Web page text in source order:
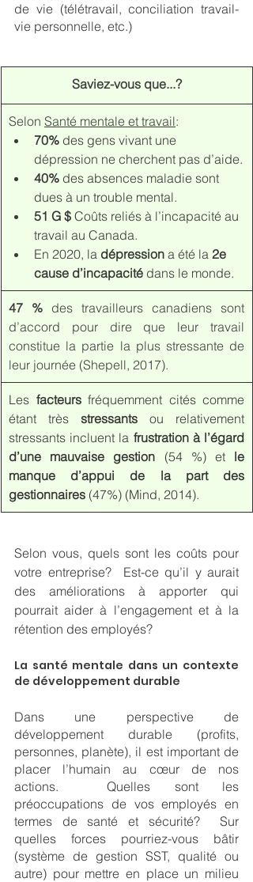
de vie (télétravail, conciliation travail-
vie personnelle, etc.)
Saviez-vous que...?
​Selon Santé mentale et travail:
70% des gens vivant une
dépression ne cherchent pas d’aide.
40% des absences maladie sont
dues à un trouble mental.
51 G $ Coûts reliés à l’incapacité au
travail au Canada.
En 2020, la dépression a été la 2e
cause d’incapacité dans le monde.
47 % des travailleurs canadiens sont
d’accord pour dire que leur travail
constitue la partie la plus stressante de
leur journée (Shepell, 2017).
Les facteurs fréquemment cités comme
étant très stressants ou relativement
stressants incluent la frustration à l’égard
d’une mauvaise gestion (54 %) et le
manque d’appui de la part des
gestionnaires (47%) (Mind, 2014).
Selon vous, quels sont les coûts pour
votre entreprise?  Est-ce qu’il y aurait
des améliorations à apporter qui
pourrait aider à l’engagement et à la
rétention des employés?
La santé mentale dans un contexte
de développement durable
Dans une perspective de
développement durable (profits,
personnes, planète), il est important de
placer l’humain au cœur de nos
actions.  Quelles sont les
préoccupations de vos employés en
termes de santé et sécurité?  Sur
quelles forces pourriez-vous bâtir
(système de gestion SST, qualité ou
autre) pour mettre en place un milieu